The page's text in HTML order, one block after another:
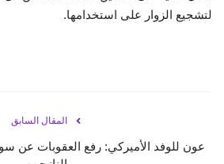
لتشجيع الزوار على استخدامها.
المقال السابق
عون للوفد الأميركي: رفع العقوبات عن